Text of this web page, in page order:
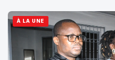
À LA UNE